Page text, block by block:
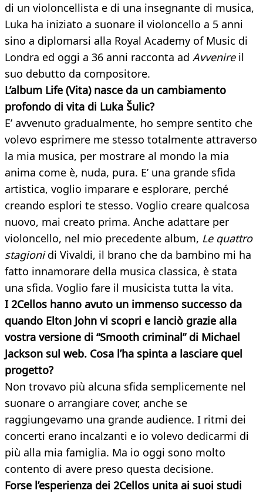
di un violoncellista e di una insegnante di musica,
Luka ha iniziato a suonare il violoncello a 5 anni
sino a diplomarsi alla Royal Academy of Music di
Londra ed oggi a 36 anni racconta ad Avvenireil
suo debutto da compositore.
L’album Life (Vita) nasce da un cambiamento
profondo di vita di Luka Šulic?
E’ avvenuto gradualmente, ho sempre sentito che
volevo esprimere me stesso totalmente attraverso
la mia musica, per mostrare al mondo la mia
anima come è, nuda, pura. E’ una grande sfida
artistica, voglio imparare e esplorare, perché
creando esplori te stesso. Voglio creare qualcosa
nuovo, mai creato prima. Anche adattare per
violoncello, nel mio precedente album, Le quattro
stagionidi Vivaldi, il brano che da bambino mi ha
fatto innamorare della musica classica, è stata
una sfida. Voglio fare il musicista tutta la vita.
I 2Cellos hanno avuto un immenso successo da
quando Elton John vi scopri e lanciò grazie alla
vostra versione di “Smooth criminal” di Michael
Jackson sul web. Cosa l’ha spinta a lasciare quel
progetto?
Non trovavo più alcuna sfida semplicemente nel
suonare o arrangiare cover, anche se
raggiungevamo una grande audience. I ritmi dei
concerti erano incalzanti e io volevo dedicarmi di
più alla mia famiglia. Ma io oggi sono molto
contento di avere preso questa decisione.
Forse l’esperienza dei 2Cellos unita ai suoi studi